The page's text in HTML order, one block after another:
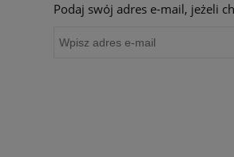
Podaj swój adres e-mail, jeżeli